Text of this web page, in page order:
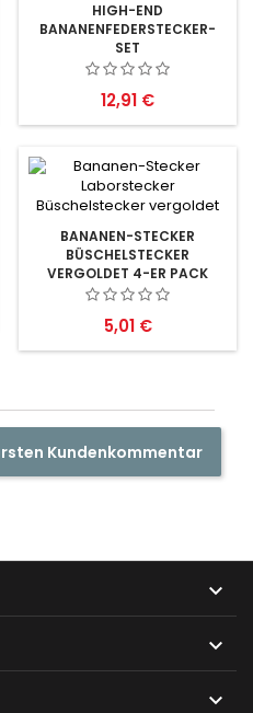
HIGH-END
BANANENFEDERSTECKER-
SET
Preis
12,91 €
BANANEN-STECKER
BÜSCHELSTECKER
VERGOLDET 4-ER PACK
Preis
5,01 €
Kundenkommentar


